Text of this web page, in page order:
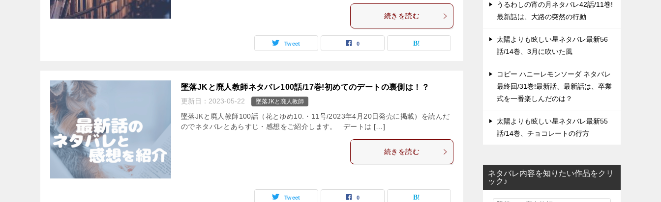
続きを読む
Tweet 0
墜落JKと廃人教師ネタバレ100話/17巻!初めてのデートの裏側は！？
更新日： 2023-05-22 墜落JKと廃人教師
墜落JKと廃人教師100話（花とゆめ10.・11号/2023年4月20日発売に掲載）を読んだ
のでネタバレとあらすじ・感想をご紹介します。 デートは […]
続きを読む
Tweet 0
うるわしの宵の月ネタバレ42話/11巻!
最新話は、大路の突然の行動
太陽よりも眩しい星ネタバレ最新56
話/14巻、3月に吹いた風
コピー ハニーレモンソーダ ネタバレ
最終回/31巻!最新話、最新話は、卒業
式を一番楽しんだのは？
太陽よりも眩しい星ネタバレ最新55
話/14巻、チョコレートの行方
ネタバレ内容を知りたい作品をクリ
ック♪